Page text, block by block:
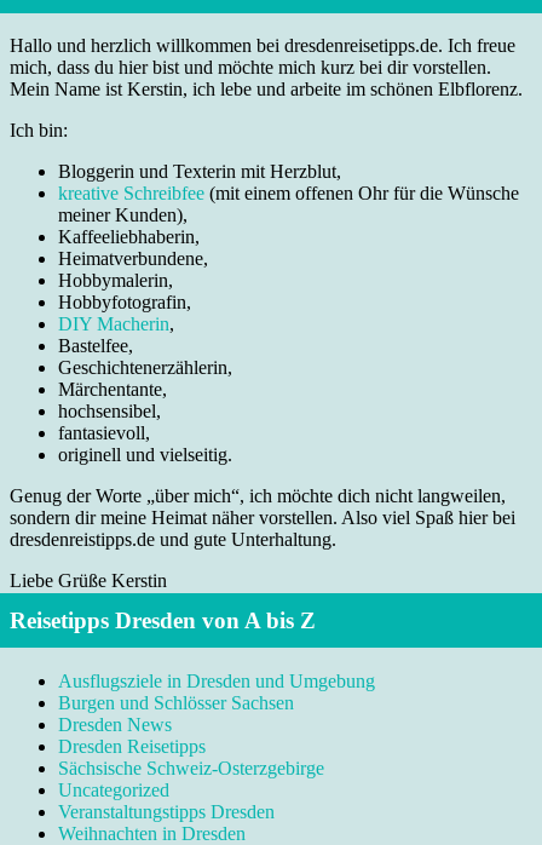
Hallo und herzlich willkommen bei dresdenreisetipps.de. Ich freue
mich, dass du hier bist und möchte mich kurz bei dir vorstellen.
Mein Name ist Kerstin, ich lebe und arbeite im schönen Elbflorenz.
Ich bin:
Bloggerin und Texterin mit Herzblut,
kreative Schreibfee (mit einem offenen Ohr für die Wünsche
meiner Kunden),
Kaffeeliebhaberin,
Heimatverbundene,
Hobbymalerin,
Hobbyfotografin,
DIY Macherin,
Bastelfee,
Geschichtenerzählerin,
Märchentante,
hochsensibel,
fantasievoll,
originell und vielseitig.
Genug der Worte „über mich“, ich möchte dich nicht langweilen,
sondern dir meine Heimat näher vorstellen. Also viel Spaß hier bei
dresdenreistipps.de und gute Unterhaltung.
Liebe Grüße Kerstin
Reisetipps Dresden von A bis Z
Ausflugsziele in Dresden und Umgebung
Burgen und Schlösser Sachsen
Dresden News
Dresden Reisetipps
Sächsische Schweiz-Osterzgebirge
Uncategorized
Veranstaltungstipps Dresden
Weihnachten in Dresden